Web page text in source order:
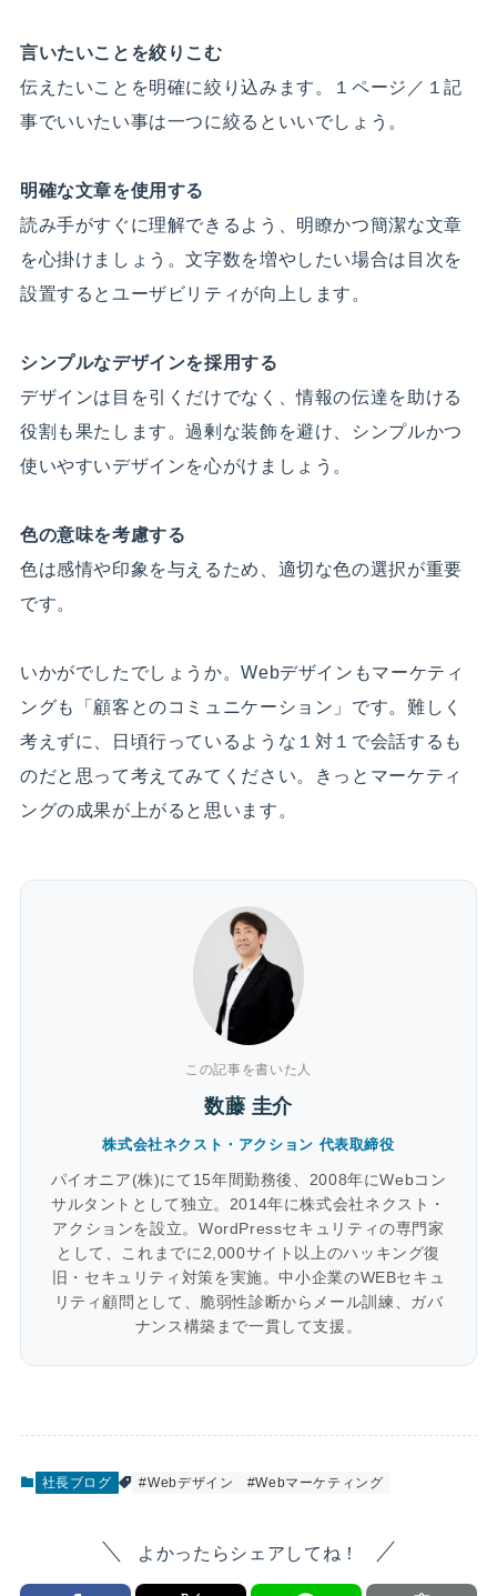
言いたいことを絞りこむ
伝えたいことを明確に絞り込みます。１ページ／１記
事でいいたい事は一つに絞るといいでしょう。
明確な文章を使用する
読み手がすぐに理解できるよう、明瞭かつ簡潔な文章
を心掛けましょう。文字数を増やしたい場合は目次を
設置するとユーザビリティが向上します。
シンプルなデザインを採用する
デザインは目を引くだけでなく、情報の伝達を助ける
役割も果たします。過剰な装飾を避け、シンプルかつ
使いやすいデザインを心がけましょう。
色の意味を考慮する
色は感情や印象を与えるため、適切な色の選択が重要
です。
いかがでしたでしょうか。Webデザインもマーケティ
ングも「顧客とのコミュニケーション」です。難しく
考えずに、日頃行っているような１対１で会話するも
のだと思って考えてみてください。きっとマーケティ
ングの成果が上がると思います。
この記事を書いた人
数藤 圭介
株式会社ネクスト・アクション 代表取締役
パイオニア(株)にて15年間勤務後、2008年にWebコン
サルタントとして独立。2014年に株式会社ネクスト・
アクションを設立。WordPressセキュリティの専門家
として、これまでに2,000サイト以上のハッキング復
旧・セキュリティ対策を実施。中小企業のWEBセキュ
リティ顧問として、脆弱性診断からメール訓練、ガバ
ナンス構築まで一貫して支援。
社長ブログ #Webデザイン #Webマーケティング
よかったらシェアしてね！